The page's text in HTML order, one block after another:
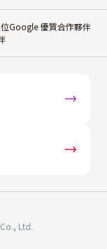
Google 優質合作夥伴
Ltd.